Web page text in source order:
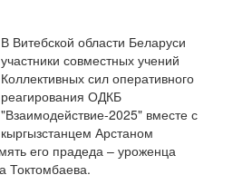
В Витебской области Беларуси
участники совместных учений
Коллективных сил оперативного
реагирования ОДКБ
"Взаимодействие-2025" вместе с
кыргызстанцем Арстаном
его прадеда – уроженца
Токтомбаева.